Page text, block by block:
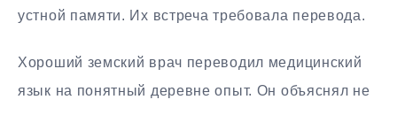
устной памяти. Их встреча требовала перевода.
Хороший земский врач переводил медицинский
язык на понятный деревне опыт. Он объяснял не